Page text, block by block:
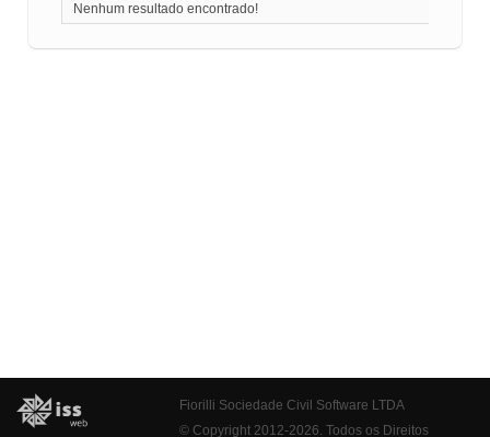
Nenhum resultado encontrado!
Fiorilli Sociedade Civil Software LTDA
© Copyright 2012-2026. Todos os Direitos